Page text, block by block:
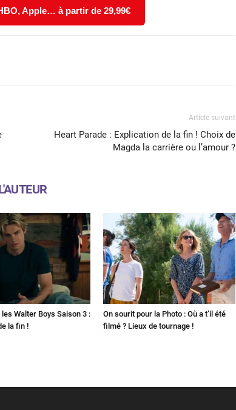
Apple… à partir de 29,99€
Article suivant
Heart Parade : Explication de la fin ! Choix de
Magda la carrière ou l’amour ?
les Walter Boys Saison 3 :
la fin !
On sourit pour la Photo : Où a t’il été
filmé ? Lieux de tournage !